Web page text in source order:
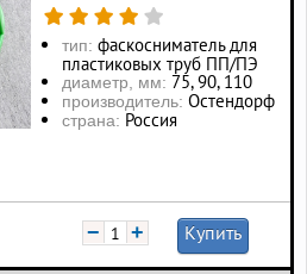
тип: фаскосниматель для
пластиковых труб ПП/ПЭ
диаметр, мм: 75, 90, 110
производитель: Остендорф
страна: Россия
− + Купить